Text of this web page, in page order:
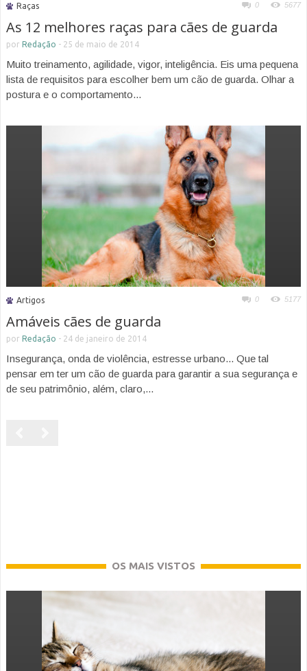
Raças 0 5677
As 12 melhores raças para cães de guarda
por Redação - 25 de maio de 2014
Muito treinamento, agilidade, vigor, inteligência. Eis uma pequena
lista de requisitos para escolher bem um cão de guarda. Olhar a
postura e o comportamento...
Artigos 0 5177
Amáveis cães de guarda
por Redação - 24 de janeiro de 2014
Insegurança, onda de violência, estresse urbano... Que tal
pensar em ter um cão de guarda para garantir a sua segurança e
de seu patrimônio, além, claro,...
OS MAIS VISTOS